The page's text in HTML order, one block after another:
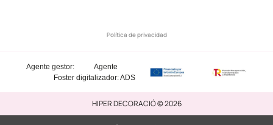
Política de privacidad
Agente
digitalizador: ADS
Agente gestor:
Foster
HIPER DECORACIÓ © 2026